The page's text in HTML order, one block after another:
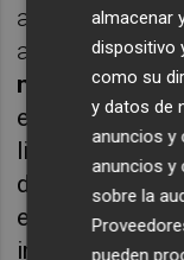
avalan los
negra
,
elevado
limones,
de Sudáfrica
enfermedad.
almacenar
dispositivo
como su
y datos de
anuncios y
anuncios y
sobre la
pueden